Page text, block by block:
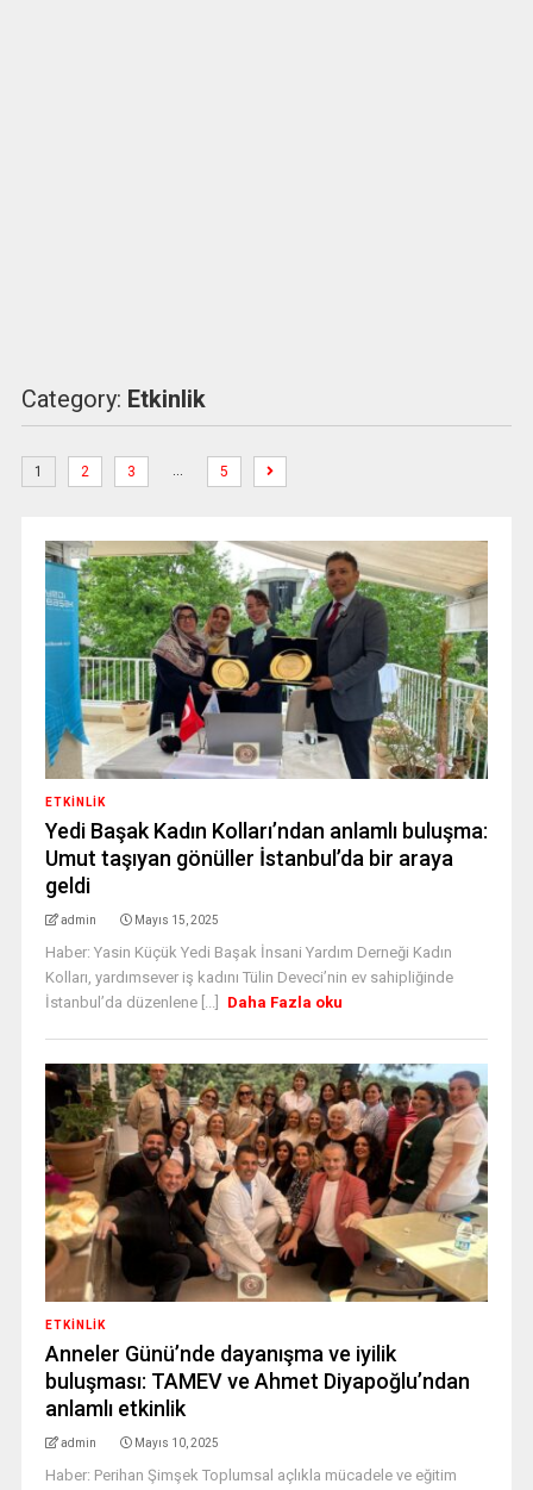
Category: Etkinlik
1 2 3 … 5
ETKINLIK
Yedi Başak Kadın Kolları’ndan anlamlı buluşma:
Umut taşıyan gönüller İstanbul’da bir araya
geldi
admin Mayıs 15, 2025
Haber: Yasin Küçük Yedi Başak İnsani Yardım Derneği Kadın
Kolları, yardımsever iş kadını Tülin Deveci’nin ev sahipliğinde
İstanbul’da düzenlene [...]
Daha Fazla oku
ETKINLIK
Anneler Günü’nde dayanışma ve iyilik
buluşması: TAMEV ve Ahmet Diyapoğlu’ndan
anlamlı etkinlik
admin Mayıs 10, 2025
Haber: Perihan Şimşek Toplumsal açlıkla mücadele ve eğitim